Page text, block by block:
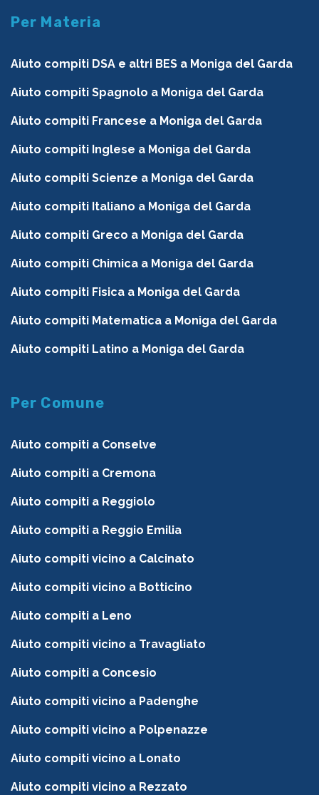
Per Materia
Aiuto compiti DSA e altri BES a Moniga del Garda
Aiuto compiti Spagnolo a Moniga del Garda
Aiuto compiti Francese a Moniga del Garda
Aiuto compiti Inglese a Moniga del Garda
Aiuto compiti Scienze a Moniga del Garda
Aiuto compiti Italiano a Moniga del Garda
Aiuto compiti Greco a Moniga del Garda
Aiuto compiti Chimica a Moniga del Garda
Aiuto compiti Fisica a Moniga del Garda
Aiuto compiti Matematica a Moniga del Garda
Aiuto compiti Latino a Moniga del Garda
Per Comune
Aiuto compiti a Conselve
Aiuto compiti a Cremona
Aiuto compiti a Reggiolo
Aiuto compiti a Reggio Emilia
Aiuto compiti vicino a Calcinato
Aiuto compiti vicino a Botticino
Aiuto compiti a Leno
Aiuto compiti vicino a Travagliato
Aiuto compiti a Concesio
Aiuto compiti vicino a Padenghe
Aiuto compiti vicino a Polpenazze
Aiuto compiti vicino a Lonato
Aiuto compiti vicino a Rezzato